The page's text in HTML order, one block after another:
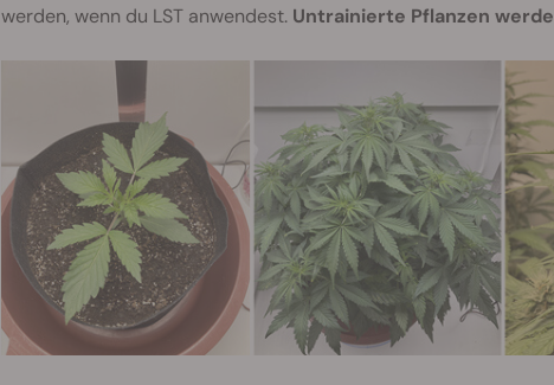
werden, wenn du LST anwendest. Untrainierte Pflanzen